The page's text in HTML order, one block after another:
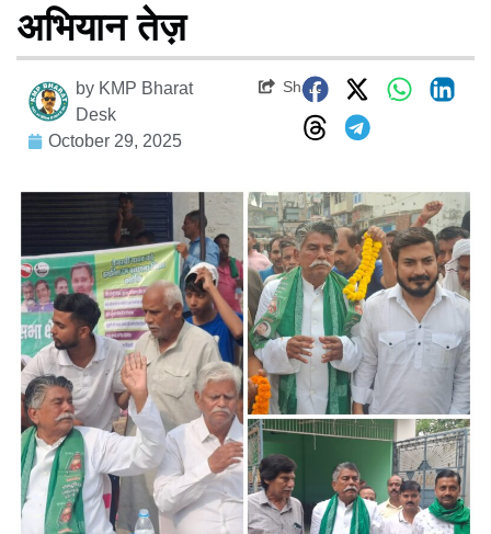
अभियान तेज़
by KMP Bharat
Desk
October 29, 2025
Share